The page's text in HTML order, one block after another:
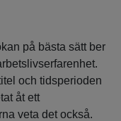
på bästa sätt ber
och tidsperioden
åt ett
veta det också.